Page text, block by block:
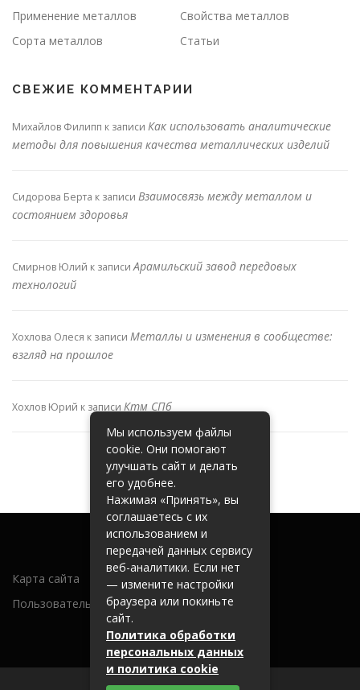
Применение металлов
Свойства металлов
Сорта металлов
Статьи
СВЕЖИЕ КОММЕНТАРИИ
Михайлов Филипп к записи Как использовать аналитические
методы для повышения качества металлических изделий
Сидорова Берта к записи Взаимосвязь между металлом и
состоянием здоровья
Смирнов Юлий к записиАрамильский завод передовых
технологий
Хохлова Олеся к записи Металлы и изменения в сообществе:
взгляд на прошлое
Хохлов Юрий к записи Ктм СПб
Карта сайта
Пользовательское соглашение
Мы используем файлы
cookie. Они помогают
улучшать сайт и делать
его удобнее.
Нажимая «Принять», вы
соглашаетесь с их
использованием и
передачей данных сервису
веб-аналитики. Если нет
— измените настройки
браузера или покиньте
сайт.
Политика обработки
персональных данных
и политика cookie